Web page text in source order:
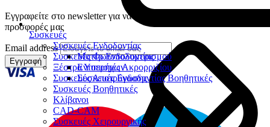
Συσκευές
Συσκευές Ενδοδοντίας
Μοτέρ Ενδοδοντίας
Εντοπιστές Ακρορριζίου
Συσκευές Ενδοδοντίας Βοηθητικές
Συσκευές Φωτοπολυμερισμού
Ξέστρα Υπερήχων
Συσκευές Αποτρύγωσης
Συσκευές Βοηθητικές
Κλίβανοι
CAD-CAM
Συσκευές Χειρουργικής
Εγγραφείτε στο newsletter για να λαμβάνετε πρώτοι τα νέα και τις
προσφορές μας
Email address
Εγγραφή